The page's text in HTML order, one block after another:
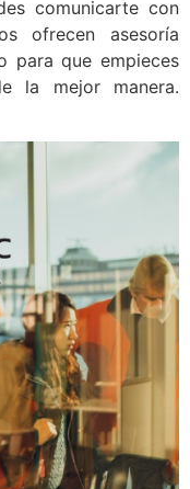
comunicarte con
ofrecen asesoría
para que empieces
la mejor manera.